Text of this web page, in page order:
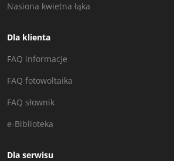
Nasiona kwietna łąka
Dla klienta
FAQ informacje
FAQ fotowoltaika
FAQ słownik
e-Biblioteka
Dla serwisu